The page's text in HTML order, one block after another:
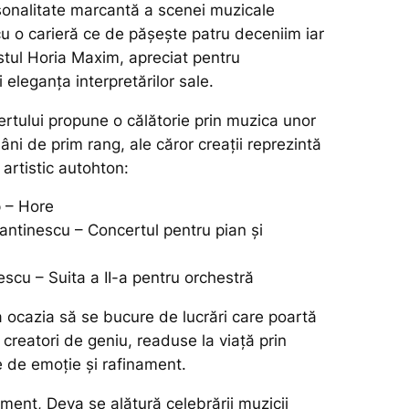
marcantă a scenei muzicale
o carieră ce de pășește patru deceniim iar
Horia Maxim, apreciat pentru
eleganța interpretărilor sale.
propune o călătorie prin muzica unor
de prim rang, ale căror creații reprezintă
autohton:
– Hore
– Concertul pentru pian și
– Suita a II-a pentru orchestră
ocazia să se bucure de lucrări care poartă
de geniu, readuse la viață prin
de emoție și rafinament.
Deva se alătură celebrării muzicii